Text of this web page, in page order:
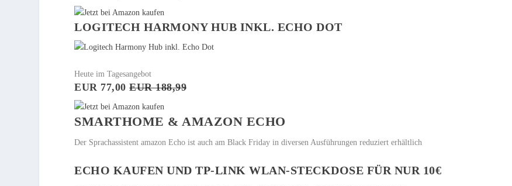
LOGITECH HARMONY HUB INKL. ECHO DOT
Heute im Tagesangebot
EUR 77,00EUR 188,99
SMARTHOME & AMAZON ECHO
Der Sprachassistent amazon Echo ist auch am Black Friday in diversen Ausführungen reduziert erhältlich
ECHO KAUFEN UND TP-LINK WLAN-STECKDOSE FÜR NUR 10€